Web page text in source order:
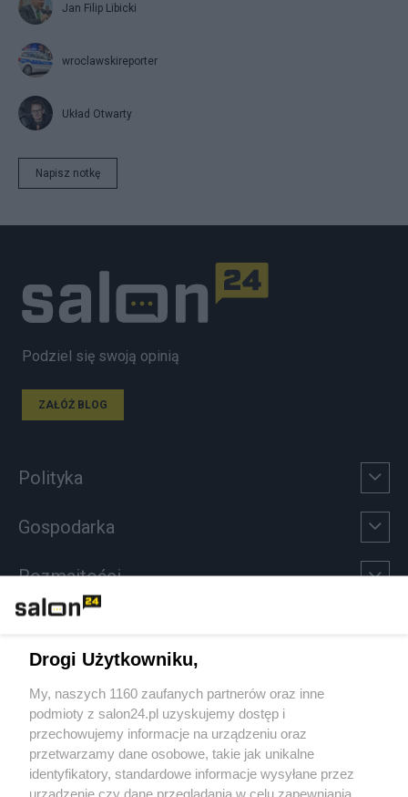
Jan Filip Libicki
wroclawskireporter
Układ Otwarty
Napisz notkę
Podziel się swoją opinią
ZAŁÓŻ BLOG
Polityka
Gospodarka
Rozmaitości
Sport
Społeczeństwo
Kultura
Drogi Użytkowniku,
My, naszych 1160 zaufanych partnerów oraz inne
podmioty z salon24.pl uzyskujemy dostęp i
przechowujemy informacje na urządzeniu oraz
przetwarzamy dane osobowe, takie jak unikalne
identyfikatory, standardowe informacje wysyłane przez
urządzenie czy dane przeglądania w celu zapewniania